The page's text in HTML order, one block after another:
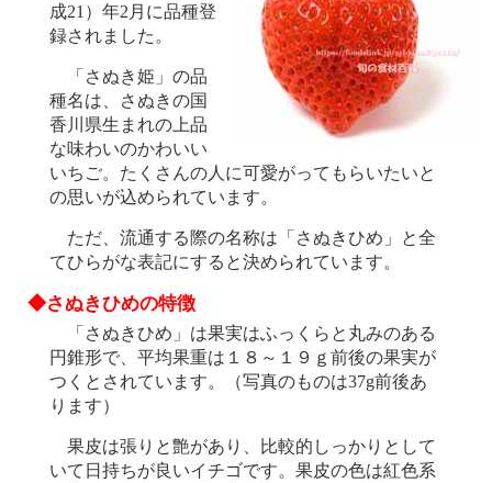
成21）年2月に品種登
録されました。
「さぬき姫」の品
種名は、さぬきの国
香川県生まれの上品
な味わいのかわいい
いちご。たくさんの人に可愛がってもらいたいと
の思いが込められています。
ただ、流通する際の名称は「さぬきひめ」と全
てひらがな表記にすると決められています。
◆さぬきひめの特徴
「さぬきひめ」は果実はふっくらと丸みのある
円錐形で、平均果重は１８～１９ｇ前後の果実が
つくとされています。（写真のものは37g前後あ
ります）
果皮は張りと艶があり、比較的しっかりとして
いて日持ちが良いイチゴです。果皮の色は紅色系